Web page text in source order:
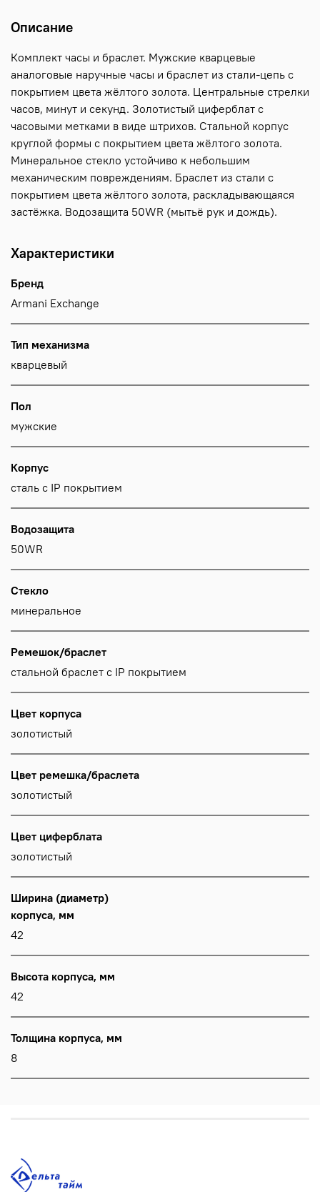
Описание
Комплект часы и браслет. Мужские кварцевые
аналоговые наручные часы и браслет из стали-цепь с
покрытием цвета жёлтого золота. Центральные стрелки
часов, минут и секунд. Золотистый циферблат с
часовыми метками в виде штрихов. Стальной корпус
круглой формы с покрытием цвета жёлтого золота.
Минеральное стекло устойчиво к небольшим
механическим повреждениям. Браслет из стали с
покрытием цвета жёлтого золота, раскладывающаяся
застёжка. Водозащита 50WR (мытьё рук и дождь).
Характеристики
Бренд
Armani Exchange
Тип механизма
кварцевый
Пол
мужские
Корпус
сталь с IP покрытием
Водозащита
50WR
Стекло
минеральное
Ремешок/браслет
стальной браслет с IP покрытием
Цвет корпуса
золотистый
Цвет ремешка/браслета
золотистый
Цвет циферблата
золотистый
Ширина (диаметр)
корпуса, мм
42
Высота корпуса, мм
42
Толщина корпуса, мм
8